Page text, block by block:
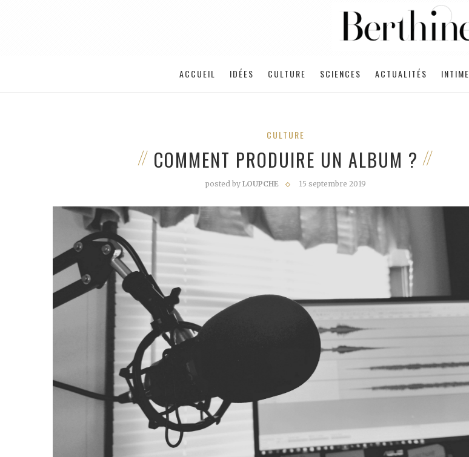
ACCUEIL IDÉES CULTURE SCIENCES ACTUALITÉS INTIME
CULTURE
COMMENT PRODUIRE UN ALBUM ?
posted byLOUPCHE 15 septembre 2019